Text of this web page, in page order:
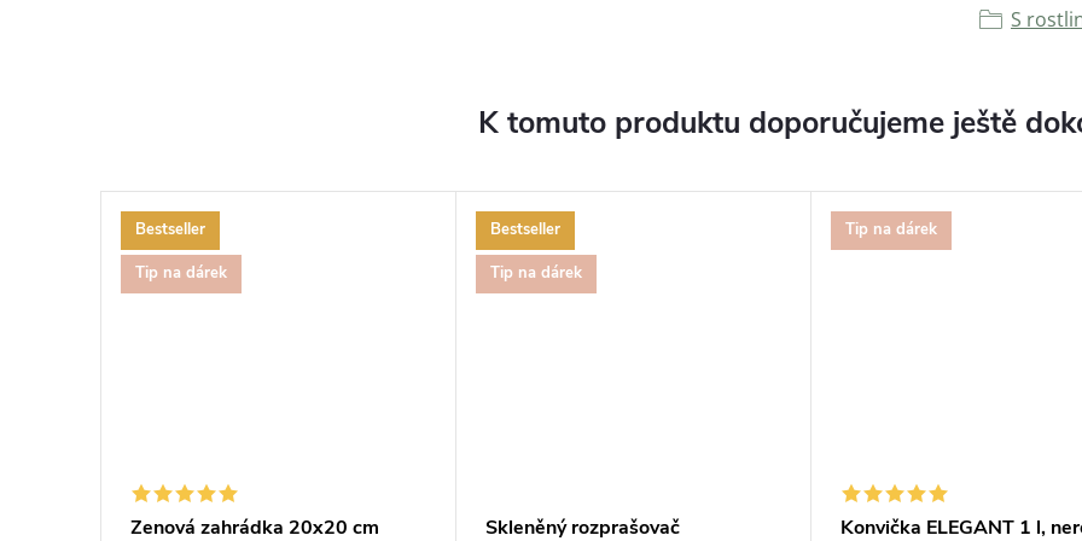
S
K tomuto produktu doporučujeme ještě
Bestseller
Tip na dárek
Zenová zahrádka 20x20 cm
Bestseller
Tip na dárek
Skleněný rozprašovač
Tip na dárek
Konvička ELEGANT 1 l,